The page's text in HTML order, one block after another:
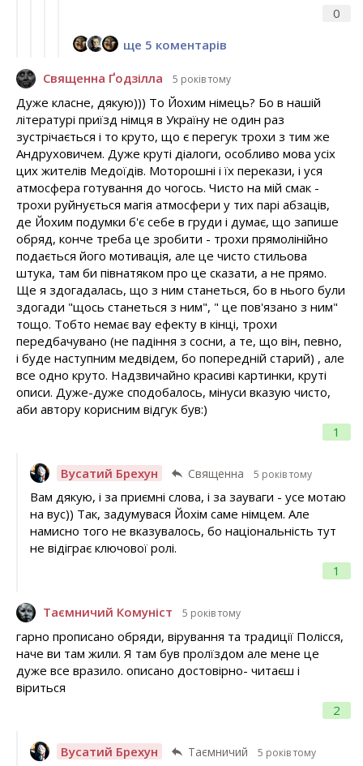
0
ще 5 коментарів
Священна Ґодзілла 5 років тому
1
Дуже класне, дякую))) То Йохим німець? Бо в нашій
літературі приїзд німця в Україну не один раз
зустрічається і то круто, що є перегук трохи з тим же
Андруховичем. Дуже круті діалоги, особливо мова усіх
цих жителів Медоїдів. Моторошні і їх перекази, і уся
атмосфера готування до чогось. Чисто на мій смак -
трохи руйнується магія атмосфери у тих парі абзаців,
де Йохим подумки б'є себе в груди і думає, що запише
обряд, конче треба це зробити - трохи прямолінійно
подається його мотивація, але це чисто стильова
штука, там би півнатяком про це сказати, а не прямо.
Ще я здогадалась, що з ним станеться, бо в нього були
здогади "щось станеться з ним", " це пов'язано з ним"
тощо. Тобто немає вау ефекту в кінці, трохи
передбачувано (не падіння з сосни, а те, що він, певно,
і буде наступним медвідем, бо попередній старий) , але
все одно круто. Надзвичайно красиві картинки, круті
описи. Дуже-дуже сподобалось, мінуси вказую чисто,
аби автору корисним відгук був:)
Вусатий Брехун Священна 5 років тому
1
Вам дякую, і за приємні слова, і за зауваги - усе мотаю
на вус)) Так, задумувася Йохім саме німцем. Але
намисно того не вказувалось, бо національність тут
не відіграє ключової ролі.
Таємничий Комуніст 5 років тому
2
гарно прописано обряди, вірування та традиції Полісся,
наче ви там жили. Я там був пролїздом але мене це
дуже все вразило. описано достовірно- читаєш і
віриться
Вусатий Брехун Таємничий 5 років тому